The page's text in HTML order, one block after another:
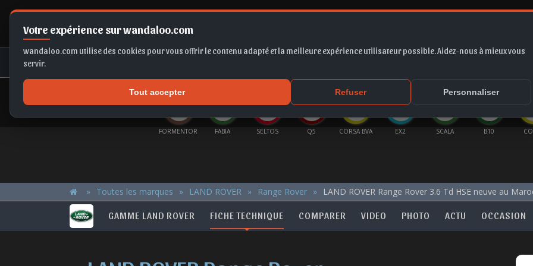
Votre expérience sur wandaloo.com
wandaloo.com utilise des cookies pour vous offrir le contenu adapté et la meilleure expérience utilisateur possible. Aidez-nous à mieux vous
servir.
Tout accepter Refuser Personnaliser
FORMENTOR FABIA SELTOS Q5 CORSA BVA EX2 SCALA B10
Toutes les marques LAND ROVER Range Rover LAND ROVER Range Rover 3.6 Td HSE neuve au
GAMME LAND ROVER FICHE TECHNIQUE COMPARER VIDEO PHOTO ACTU OCCASION